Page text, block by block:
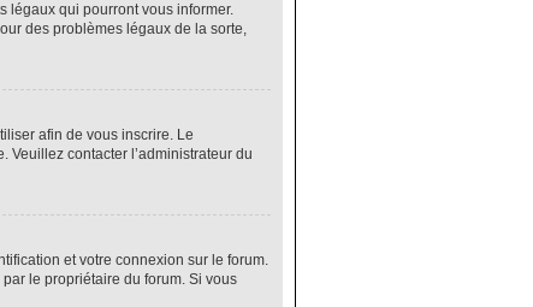
légaux qui pourront vous informer.
des problèmes légaux de la sorte,
afin de vous inscrire. Le
Veuillez contacter l’administrateur du
et votre connexion sur le forum.
le propriétaire du forum. Si vous